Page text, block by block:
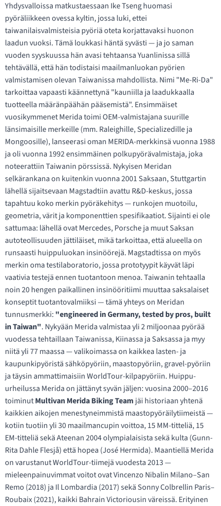
Yhdysvalloissa matkustaessaan Ike Tseng huomasi
pyöräliikkeen ovessa kyltin, jossa luki, ettei
taiwanilaisvalmisteisia pyöriä oteta korjattavaksi huonon
laadun vuoksi. Tämä loukkasi häntä syvästi — ja jo saman
vuoden syyskuussa hän avasi tehtaansa Yuanlinissa sillä
tehtävällä, että hän todistaisi maailmanluokan pyörien
valmistamisen olevan Taiwanissa mahdollista. Nimi "Me-Ri-Da"
tarkoittaa vapaasti käännettynä "kauniilla ja laadukkaalla
tuotteella määränpäähän pääsemistä". Ensimmäiset
vuosikymmenet Merida toimi OEM-valmistajana suurille
länsimaisille merkeille (mm. Raleighille, Specializedille ja
Mongoosille), lanseerasi oman MERIDA-merkkinsä vuonna 1988
ja oli vuonna 1992 ensimmäinen polkupyörävalmistaja, joka
noteerattiin Taiwanin pörssissä. Nykyisen Meridan
selkärankana on kuitenkin vuonna 2001 Saksaan, Stuttgartin
lähellä sijaitsevaan Magstadtiin avattu R&D-keskus, jossa
tapahtuu koko merkin pyöräkehitys — runkojen muotoilu,
geometria, värit ja komponenttien spesifikaatiot. Sijainti ei ole
sattumaa: lähellä ovat Mercedes, Porsche ja muut Saksan
autoteollisuuden jättiläiset, mikä tarkoittaa, että alueella on
runsaasti huippuluokan insinöörejä. Magstadtissa on myös
merkin oma testilaboratorio, jossa prototyypit käyvät läpi
vaativia testejä ennen tuotantoon menoa. Taiwanin tehtaalla
noin 20 hengen paikallinen insinööritiimi muuttaa saksalaiset
konseptit tuotantovalmiiksi — tämä yhteys on Meridan
tunnusmerkki: "engineered in Germany, tested by pros, built
in Taiwan". Nykyään Merida valmistaa yli 2 miljoonaa pyörää
vuodessa tehtaillaan Taiwanissa, Kiinassa ja Saksassa ja myy
niitä yli 77 maassa — valikoimassa on kaikkea lasten- ja
kaupunkipyöristä sähköpyöriin, maastopyöriin, gravel-pyöriin
ja täysin ammattimaisiin WorldTour-kilpapyöriin. Huippu-
urheilussa Merida on jättänyt syvän jäljen: vuosina 2000–2016
toiminutMultivan Merida Biking Team jäi historiaan yhtenä
kaikkien aikojen menestyneimmistä maastopyöräilytiimeistä —
kotiin tuotiin yli 30 maailmancupin voittoa, 15 MM-titteliä, 15
EM-titteliä sekä Ateenan 2004 olympialaisista sekä kulta (Gunn-
Rita Dahle Flesjå) että hopea (José Hermida). Maantiellä Merida
on varustanut WorldTour-tiimejä vuodesta 2013 —
mieleenpainuvimmat voitot ovat Vincenzo Nibalin Milano–San
Remo (2018) ja Il Lombardia (2017) sekä Sonny Colbrellin Paris–
Roubaix (2021), kaikki Bahrain Victoriousin väreissä. Erityinen